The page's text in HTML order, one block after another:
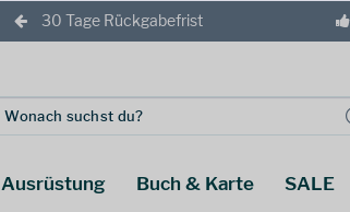
30 Tage Rückgabefrist
Ausrüstung Buch & Karte SALE